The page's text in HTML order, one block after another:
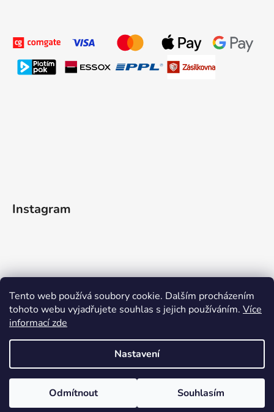
Tento web používá soubory cookie. Dalším procházením
tohoto webu vyjadřujete souhlas s jejich používáním. Více
informací zde
Nastavení
Odmítnout Souhlasím
Instagram
Sledovat na Instagramu
Copyright 2026WOODEN MOMENT. Všechna práva